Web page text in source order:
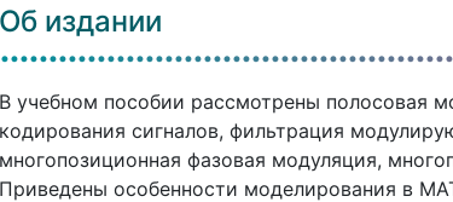
Об издании
В учебном пособии рассмотрены полосовая
кодирования сигналов, фильтрация
многопозиционная фазовая модуляция,
Приведены особенности моделирования в